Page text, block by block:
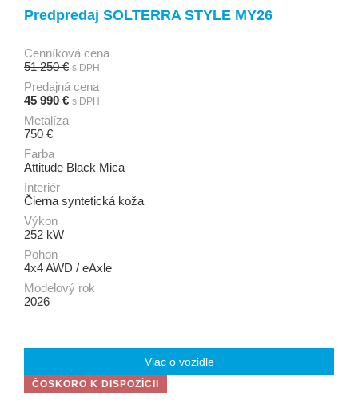
Predpredaj SOLTERRA STYLE MY26
Cenníková cena
51 250 € s DPH
Predajná cena
45 990 € s DPH
Metalíza
750 €
Farba
Attitude Black Mica
Interiér
Čierna syntetická koža
Výkon
252 kW
Pohon
4x4 AWD / eAxle
Modelový rok
2026
Viac o vozidle
ČOSKORO K DISPOZÍCII